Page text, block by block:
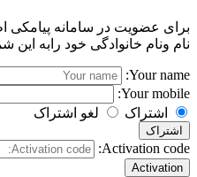
برای عضویت در سامانه پیامکی
نام ونام خانوادگی خود رابه این شماره
Your name:
Your mobile:
اشتراک
لغو اشتراک
اشتراک
Activation code:
Activation